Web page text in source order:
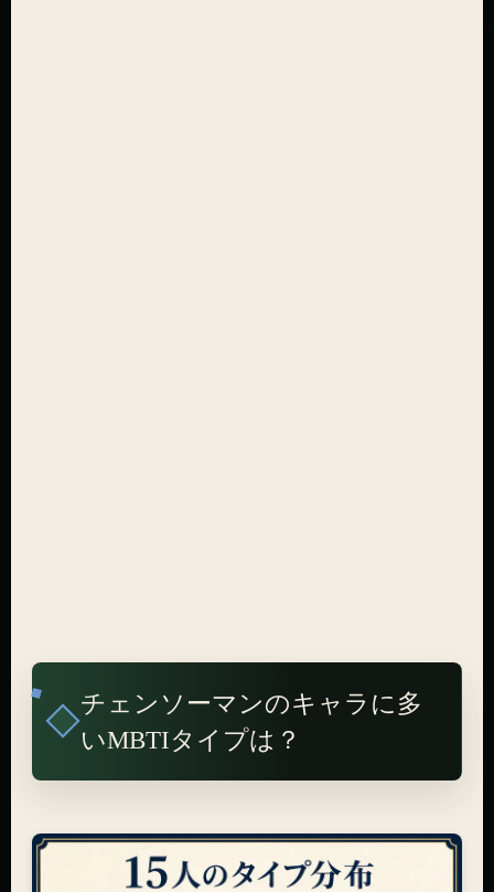
チェンソーマンのキャラに多
いMBTIタイプは？